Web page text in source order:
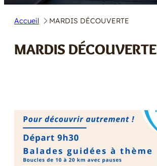
H
R
Accueil MARDIS DÉCOUVERTE
MARDIS DÉCOUVERTE